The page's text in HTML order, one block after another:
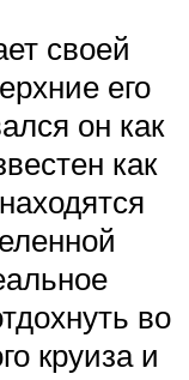
своей
его
он как
как
во
круиза и